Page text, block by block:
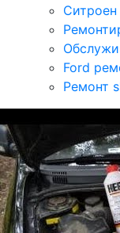
Ситроен
Ford
Ремонт